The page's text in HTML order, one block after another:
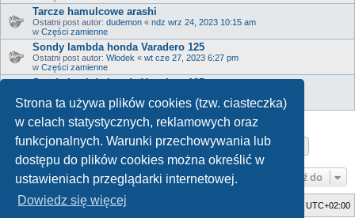
Strona ta używa plików cookies (tzw. ciasteczka)
w celach statystycznych, reklamowych oraz
funkcjonalnych. Warunki przechowywania lub
dostępu do plików cookies można określić w
ustawieniach przeglądarki internetowej.
Dowiedz się więcej
Tarcze hamulcowe arashi
Ostatni post autor: dudemon « ndz wrz 24, 2023 10:15 am
w Części zamienne
Sondy lambda honda Varadero 125
Ostatni post autor: Wlodek « wt cze 27, 2023 6:27 pm
w Części zamienne
Sondy lambda honda Varadero 125
wSerwis
Znaleziono 817 wyników Strona1z17
1 2 3 4 5 …
Przejdź do
Strona główna UTC+02:00